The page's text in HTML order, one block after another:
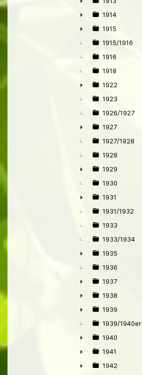
►
►
1914
►
1915
1915/1916
1916
1918
►
1922
1923
1926/1927
►
1927
1927/1928
1928
►
1929
1930
►
1931
1931/1932
1933
1933/1934
►
1935
1936
►
1937
►
1938
►
1939
1939/1940er
►
1940
►
1941
1942